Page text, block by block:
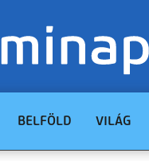
BELFÖLD VILÁG